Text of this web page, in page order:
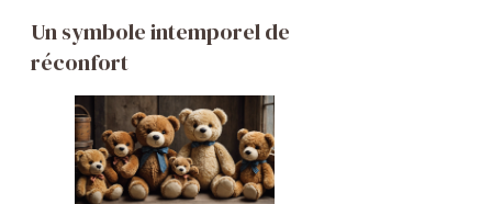
Un symbole intemporel de
réconfort